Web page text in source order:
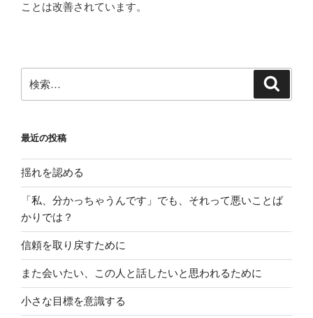
ことは改善されています。
索:
最近の投稿
揺れを認める
「私、分かっちゃうんです」でも、それって悪いことば
かりでは？
信頼を取り戻すために
また会いたい、この人と話したいと思われるために
小さな目標を意識する